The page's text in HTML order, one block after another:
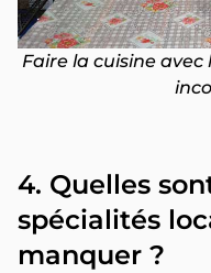
Faire la cuisine
4. Quelles
spécialités
manquer ?